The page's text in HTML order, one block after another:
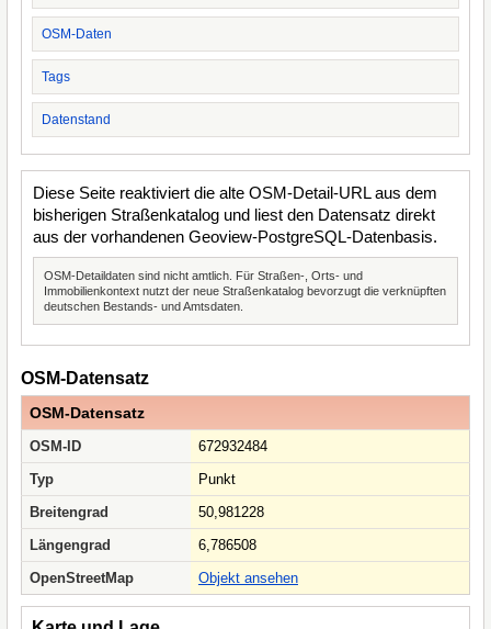
OSM-Daten
Tags
Datenstand
Diese Seite reaktiviert die alte OSM-Detail-URL aus dem
bisherigen Straßenkatalog und liest den Datensatz direkt
aus der vorhandenen Geoview-PostgreSQL-Datenbasis.
OSM-Detaildaten sind nicht amtlich. Für Straßen-, Orts- und
Immobilienkontext nutzt der neue Straßenkatalog bevorzugt die verknüpften
deutschen Bestands- und Amtsdaten.
OSM-Datensatz
OSM-Datensatz
OSM-ID
672932484
Typ
Punkt
Breitengrad
50,981228
Längengrad
6,786508
OpenStreetMap
Objekt ansehen